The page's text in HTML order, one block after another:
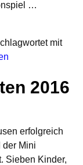
…
mit
2016
erfolgreich
der Mini
Sieben Kinder,